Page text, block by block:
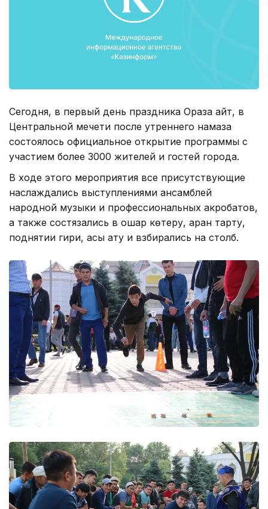
Сегодня, в первый день праздника Ораза айт, в
Центральной мечети после утреннего намаза
состоялось официальное открытие программы с
участием более 3000 жителей и гостей города.
В ходе этого мероприятия все присутствующие
наслаждались выступлениями ансамблей
народной музыки и профессиональных акробатов,
а также состязались в қошқар көтеру, арқан тарту,
поднятии гири, асық ату и взбирались на столб.